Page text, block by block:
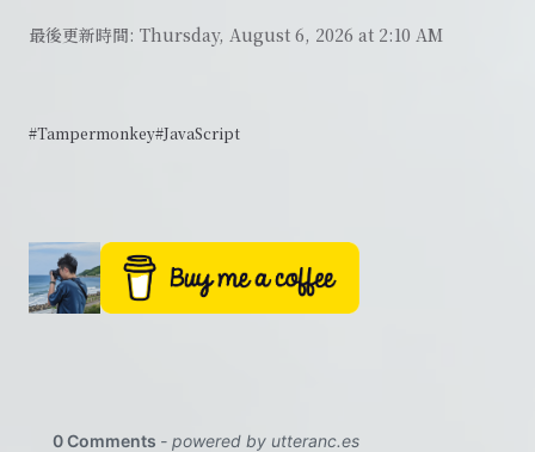
最後更新時間: Thursday, August 6, 2026 at 2:10 AM
#Tampermonkey#JavaScript